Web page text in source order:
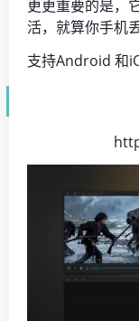
更更重要的是，
活，就算你手机
支持Android 和